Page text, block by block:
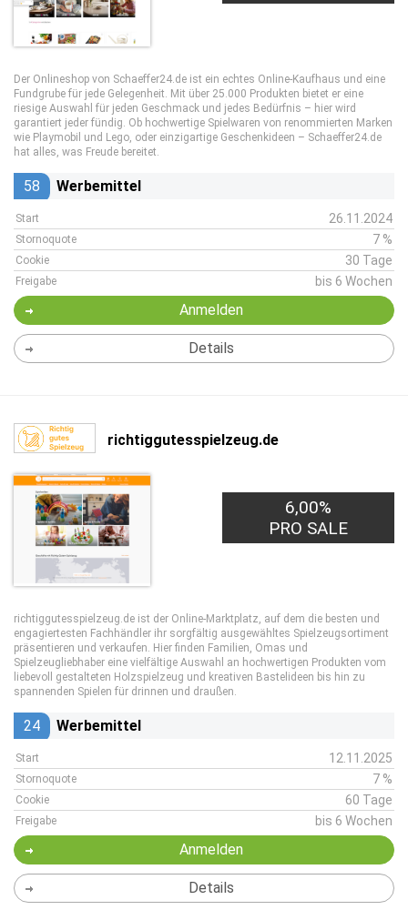
Der Onlineshop von Schaeffer24.de ist ein echtes Online-Kaufhaus und eine
Fundgrube für jede Gelegenheit. Mit über 25.000 Produkten bietet er eine
riesige Auswahl für jeden Geschmack und jedes Bedürfnis – hier wird
garantiert jeder fündig. Ob hochwertige Spielwaren von renommierten Marken
wie Playmobil und Lego, oder einzigartige Geschenkideen – Schaeffer24.de
hat alles, was Freude bereitet.
58 Werbemittel
Start 26.11.2024
Stornoquote 7 %
Cookie 30 Tage
Freigabe bis 6 Wochen
Anmelden
Details
richtiggutesspielzeug.de
6,00%
PRO SALE
richtiggutesspielzeug.de ist der Online-Marktplatz, auf dem die besten und
engagiertesten Fachhändler ihr sorgfältig ausgewähltes Spielzeugsortiment
präsentieren und verkaufen. Hier finden Familien, Omas und
Spielzeugliebhaber eine vielfältige Auswahl an hochwertigen Produkten vom
liebevoll gestalteten Holzspielzeug und kreativen Bastelideen bis hin zu
spannenden Spielen für drinnen und draußen.
24 Werbemittel
Start 12.11.2025
Stornoquote 7 %
Cookie 60 Tage
Freigabe bis 6 Wochen
Anmelden
Details